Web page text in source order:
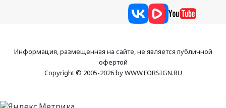
Информация, размещенная на сайте, не является публичной
офертой
Copyright © 2005-2026 by WWW.FORSIGN.RU